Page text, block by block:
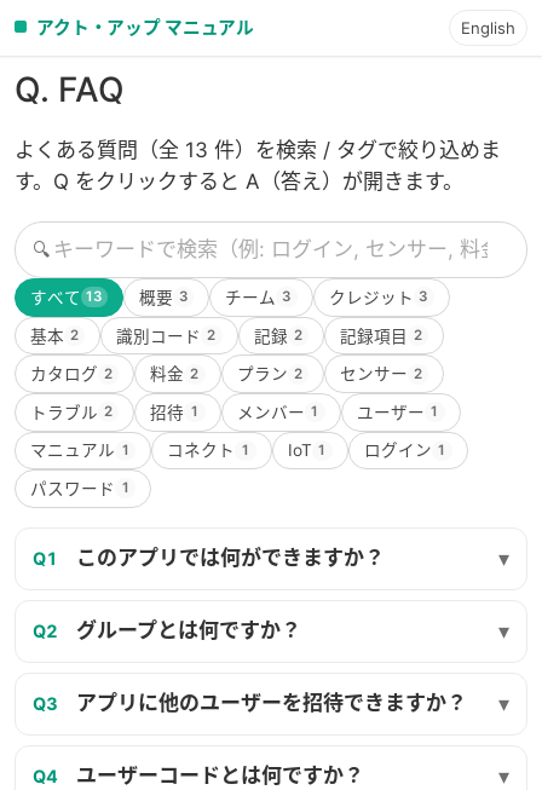
アクト・アップ マニュアル English
Q. FAQ
よくある質問（全 13 件）を検索 / タグで絞り込めま
す。Q をクリックすると A（答え）が開きます。
🔍
すべて 13 概要 3 チーム 3 クレジット 3
基本 2 識別コード 2 記録 2 記録項目 2
カタログ 2 料金 2 プラン 2 センサー 2
トラブル 2 招待 1 メンバー 1 ユーザー 1
マニュアル 1 コネクト 1 IoT 1 ログイン 1
パスワード 1
Q1 このアプリでは何ができますか？ ▾
Q2 グループとは何ですか？ ▾
Q3 アプリに他のユーザーを招待できますか？ ▾
Q4 ユーザーコードとは何ですか？ ▾